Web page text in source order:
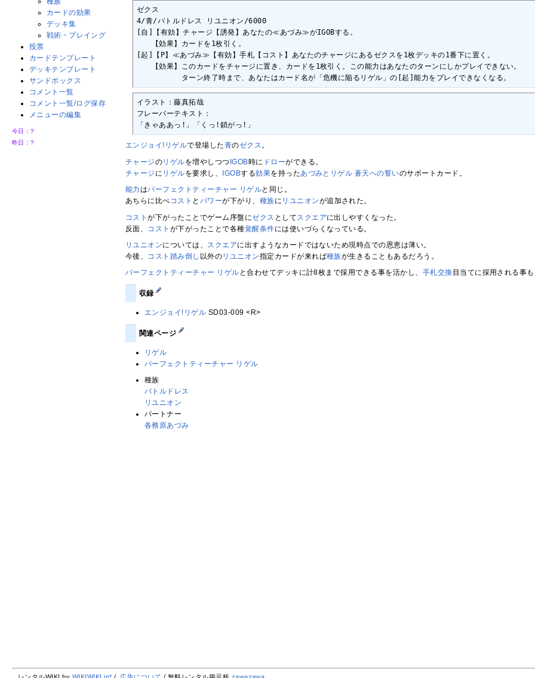
ゼクス
4/青/バトルドレス リユニオン/6000
[自]【有効】チャージ【誘発】あなたの≪あづみ≫がIGOBする。
【効果】カードを1枚引く。
[起]【P】≪あづみ≫【有効】手札【コスト】あなたのチャージにあるゼクスを1枚デッキの1番下に置く。
【効果】このカードをチャージに置き、カードを1枚引く。この能力はあなたのターンにしかプレイできない。
ターン終了時まで、あなたはカード名が「危機に陥るリゲル」の[起]能力をプレイできなくなる。
イラスト：藤真拓哉
フレーバーテキスト：
「きゃああっ!」「くっ!鎖がっ!」
エンジョイ!リゲルで登場した青のゼクス。
チャージのリゲルを増やしつつ IGOB時に ドローができる。
チャージ に リゲルを要求し、 IGOBする効果を持ったあづみとリゲル 蒼天への誓いのサポートカード。
能力はパーフェクトティーチャー リゲルと同じ。
あちらに比べコスト と パワーが下がり、 種族に リユニオンが追加された。
コストが下がったことでゲーム序盤にゼクス として スクエアに出しやすくなった。
反面、
コスト が下がったことで各種覚醒条件には使いづらくなっている。
リユニオンについては、 スクエアに出すようなカードではないため現時点での恩恵は薄い。
今後、 コスト踏み倒し 以外のリユニオン指定カードが来れば種族が生きることもあるだろう。
パーフェクトティーチャー リゲル と合わせてデッキに計8枚まで採用できる事を活かし、 手札交換 目当てに採用される事
収録
エンジョイ!リゲル SD03-009 <R>
関連ページ
リゲル
パーフェクトティーチャー リゲル
種族
バトルドレス
リユニオン
パートナー
各務原あづみ
カードの効果
デッキ集
戦術・プレイング
投票
カードテンプレート
デッキテンプレート
サンドボックス
コメント一覧
コメント一覧/ログ保存
メニューの編集
今日：?
昨日：?